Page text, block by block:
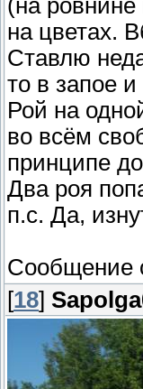
(на
на цветах.
Ставлю
то в запое
Рой на
во всём
принципе
Два роя
п.с. Да,
Сообщение
[18]